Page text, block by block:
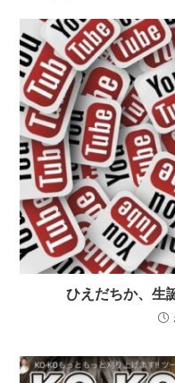
ひえだちか、生